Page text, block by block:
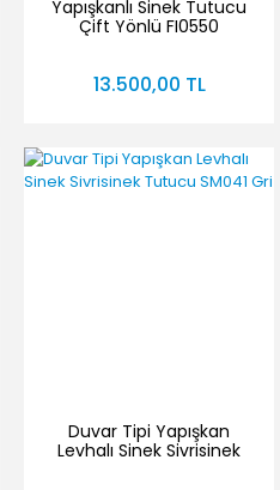
Yapışkanlı Sinek Tutucu
Çift Yönlü FI0550
13.500,00 TL
Duvar Tipi Yapışkan
Levhalı Sinek Sivrisinek